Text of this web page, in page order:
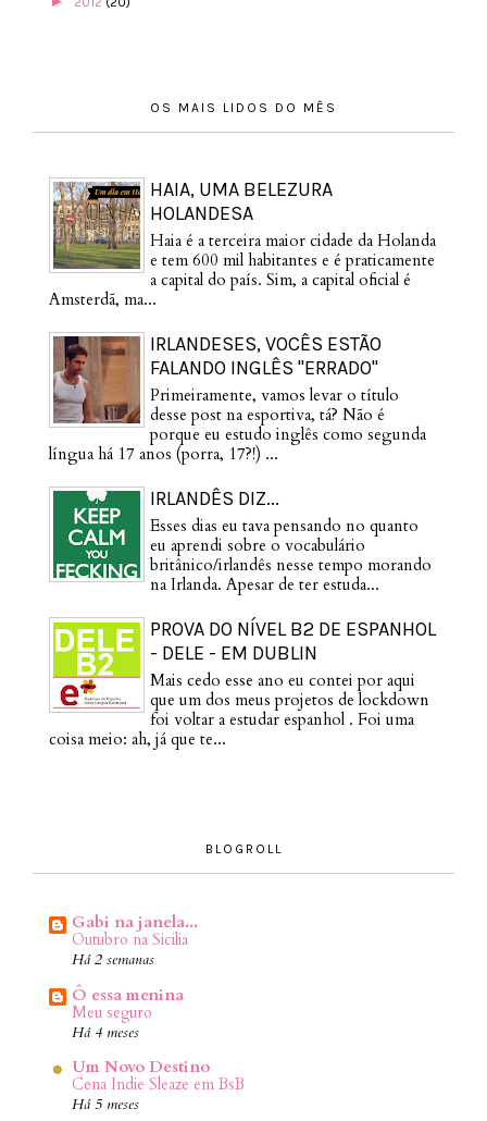
OS MAIS LIDOS DO MÊS
HAIA, UMA BELEZURA
HOLANDESA
Haia é a terceira maior cidade da Holanda
e tem 600 mil habitantes e é praticamente
a capital do país. Sim, a capital oficial é
Amsterdã, ma...
IRLANDESES, VOCÊS ESTÃO
FALANDO INGLÊS "ERRADO"
Primeiramente, vamos levar o título
desse post na esportiva, tá? Não é
porque eu estudo inglês como segunda
língua há 17 anos (porra, 17?!) ...
IRLANDÊS DIZ...
Esses dias eu tava pensando no quanto
eu aprendi sobre o vocabulário
britânico/irlandês nesse tempo morando
na Irlanda. Apesar de ter estuda...
PROVA DO NÍVEL B2 DE ESPANHOL
- DELE - EM DUBLIN
Mais cedo esse ano eu contei por aqui
que um dos meus projetos de lockdown
foi voltar a estudar espanhol . Foi uma
coisa meio: ah, já que te...
BLOGROLL
Gabi na janela...
Outubro na Sicilia
Há 2 semanas
Ô essa menina
Meu seguro
Há 4 meses
Um Novo Destino
Cena Indie Sleaze em BsB
Há 5 meses